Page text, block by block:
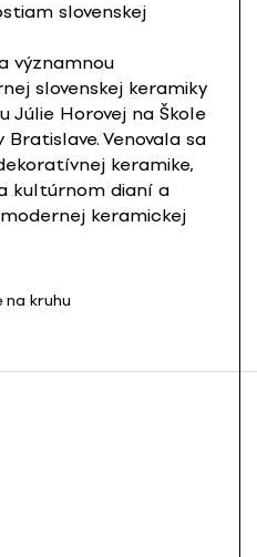
slovenskej
významnou
slovenskej keramiky
Júlie Horovej na Škole
Venovala sa
keramike,
kultúrnom dianí a
keramickej
na kruhu